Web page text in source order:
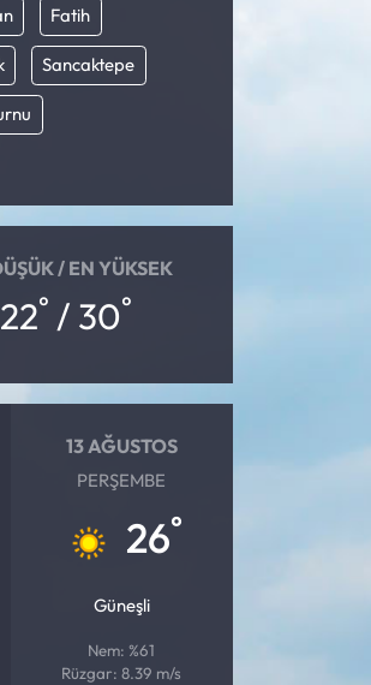
Fatih
Sancaktepe
/ EN YÜKSEK
22° / 30°
13 AĞUSTOS
PERŞEMBE
26°
Güneşli
Nem: %61
Rüzgar: 8.39 m/s